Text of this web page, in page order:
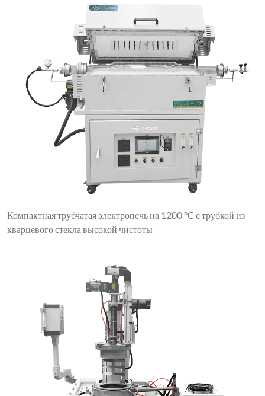
Компактная трубчатая электропечь на 1200 °C с трубкой из
кварцевого стекла высокой чистоты